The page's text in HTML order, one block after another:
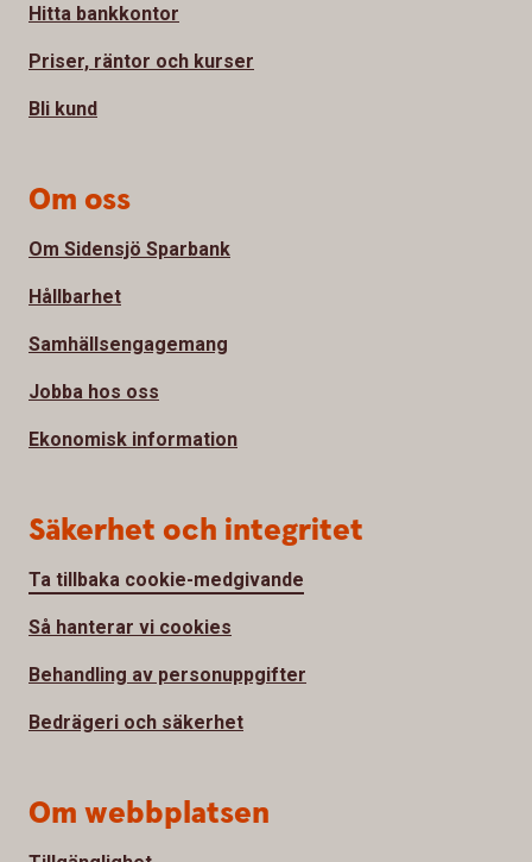
Hitta bankkontor
Priser, räntor och kurser
Bli kund
Om oss
Om Sidensjö Sparbank
Hållbarhet
Samhällsengagemang
Jobba hos oss
Ekonomisk information
Säkerhet och integritet
Ta tillbaka cookie-medgivande
Så hanterar vi cookies
Behandling av personuppgifter
Bedrägeri och säkerhet
Om webbplatsen